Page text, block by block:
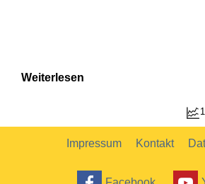
Weiterlesen
Impressum Kontakt